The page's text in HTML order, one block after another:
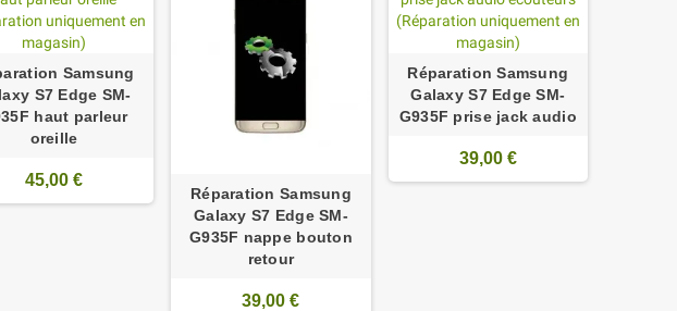
Samsung
S7 Edge SM-
haut parleur
oreille
45,00 €
Réparation Samsung
Galaxy S7 Edge SM-
G935F nappe bouton
retour
39,00 €
Réparation Samsung
Galaxy S7 Edge SM-
G935F prise jack audio
39,00 €